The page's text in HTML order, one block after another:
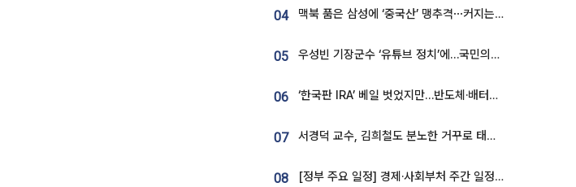
04 맥북 품은 삼성에 ‘중국산’ 맹추격⋯커지는 노트북 OLED 시장
05 우성빈 기장군수 ‘유튜브 정치’에…국민의힘 군의원들 집단 반발
06 ‘한국판 IRA’ 베일 벗었지만…반도체·배터리 업계 “시행령이 관건”
07 서경덕 교수, 김희철도 분노한 거꾸로 태극기⋯"엉터리는 아냐, 아쉬울 뿐"
08 [정부 주요 일정] 경제·사회부처 주간 일정 (8월 10일 ~ 8월 14일)